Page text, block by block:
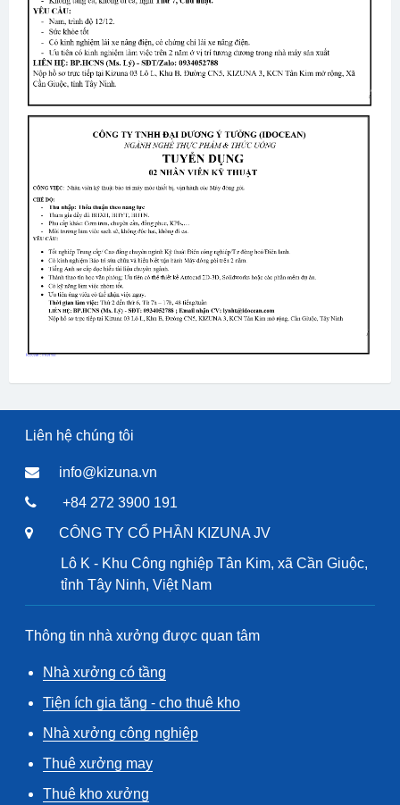
Liên hệ chúng tôi
info@kizuna.vn
+84 272 3900 191
CÔNG TY CỔ PHẦN KIZUNA JV
Lô K - Khu Công nghiệp Tân Kim, xã Cần Giuộc,
tỉnh Tây Ninh, Việt Nam
Thông tin nhà xưởng được quan tâm
Nhà xưởng có tầng
Tiện ích gia tăng - cho thuê kho
Nhà xưởng công nghiệp
Thuê xưởng may
Thuê kho xưởng